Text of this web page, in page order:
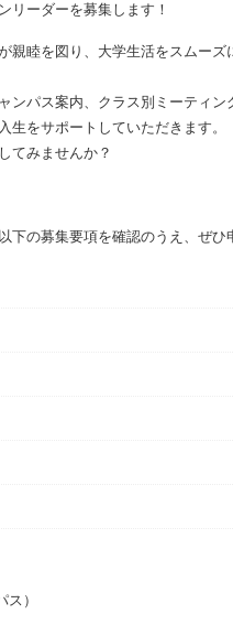
リーダーを募集します！
親睦を図り、大学生活をスムーズ
ンパス案内、クラス別ミーティン
をサポートしていただきます。
てみませんか？
の募集要項を確認のうえ、ぜひ
）